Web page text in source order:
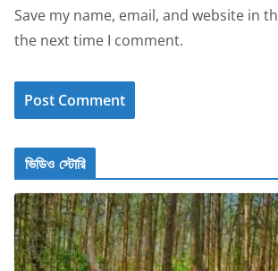
Save my name, email, and website in
the next time I comment.
ভিডিও স্টোরি